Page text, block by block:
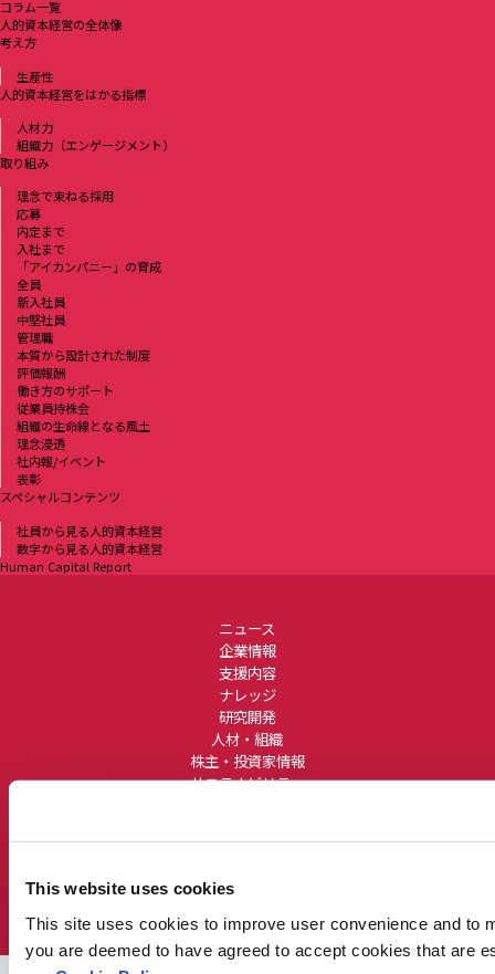
This website uses cookies
This site uses cookies to improve user convenience and to
you are deemed to have agreed to accept cookies that are
コラム一覧
人的資本経営の全体像
考え方
生産性
人的資本経営をはかる指標
人材力
組織力（エンゲージメント）
取り組み
理念で束ねる採用
応募
内定まで
入社まで
「アイカンパニー」の育成
全員
新入社員
中堅社員
管理職
本質から設計された制度
評価報酬
働き方のサポート
従業員持株会
組織の生命線となる風土
理念浸透
社内報/イベント
表彰
スペシャルコンテンツ
社員から見る人的資本経営
数字から見る人的資本経営
Human Capital Report
ニュース
企業情報
支援内容
ナレッジ
研究開発
人材・組織
株主・投資家情報
サステナビリティ
セキュリティポリシー